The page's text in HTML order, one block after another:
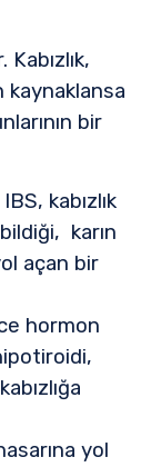
bir
IBS, kabızlık
karın
açan bir
hormon
yol